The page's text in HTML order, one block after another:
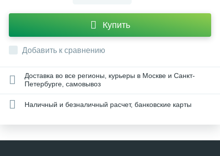
Купить
Добавить к сравнению
Доставка во все регионы, курьеры в Москве и Санкт-
Петербурге, самовывоз
Наличный и безналичный расчет, банковские карты